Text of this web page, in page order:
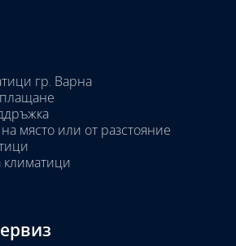
гр. Варна
място или от разстояние
климатици